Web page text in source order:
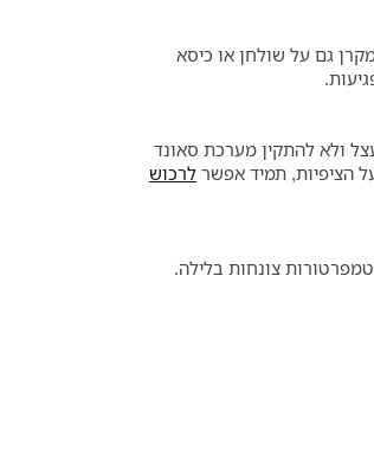
גם על שולחן או כיסא
ולא להתקין מערכת סאונד
הציפיות, תמיד אפשר לרכוש
צונחות בלילה.